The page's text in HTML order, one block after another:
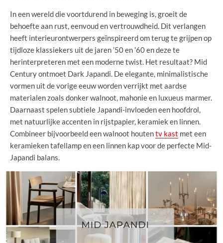
In een wereld die voortdurend in beweging is, groeit de
behoefte aan rust, eenvoud en vertrouwdheid. Dit verlangen
heeft interieurontwerpers geïnspireerd om terug te grijpen op
tijdloze klassiekers uit de jaren ’50 en ’60 en deze te
herinterpreteren met een moderne twist. Het resultaat? Mid
Century ontmoet Dark Japandi. De elegante, minimalistische
vormen uit de vorige eeuw worden verrijkt met aardse
materialen zoals donker walnoot, mahonie en luxueus marmer.
Daarnaast spelen subtiele Japandi-invloeden een hoofdrol,
met natuurlijke accenten in rijstpapier, keramiek en linnen.
Combineer bijvoorbeeld een walnoot houtentv kast met een
keramieken tafellamp en een linnen kap voor de perfecte Mid-
Japandi balans.